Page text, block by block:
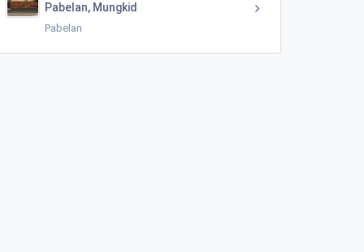
Pabelan, Mungkid
Pabelan